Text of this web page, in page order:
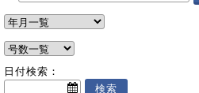
日付検索：